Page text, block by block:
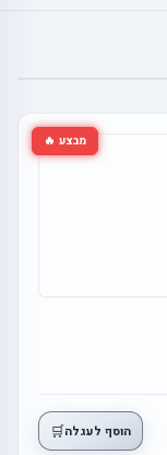
מבצע 🔥
הוסף לעגלה🛒